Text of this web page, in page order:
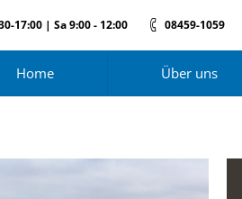
17:00 | Sa 9:00 - 12:00 08459-1059
Home Über uns